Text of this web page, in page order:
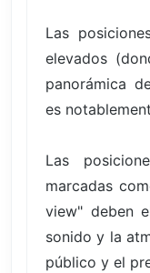
Las
elevados
panorámica
es
Las
marcadas
view" deben
sonido y la
público y el